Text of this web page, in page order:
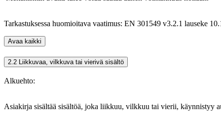
Tarkastuksessa huomioitava vaatimus: EN 301549 v3.2.1 lauseke
Avaa kaikki
2.2 Liikkuvaa, vilkkuva tai vierivä sisältö
Alkuehto:
Asiakirja sisältää sisältöä, joka liikkuu, vilkkuu tai vierii, käynnistyy